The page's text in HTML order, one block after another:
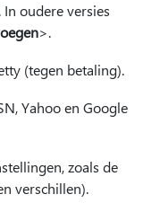
In oudere versies
>.
(tegen betaling).
Yahoo en Google
zoals de
verschillen).